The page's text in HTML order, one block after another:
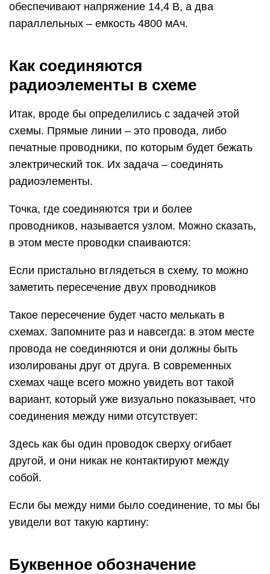
обеспечивают напряжение 14,4 В, а два
параллельных – емкость 4800 мАч.
Как соединяются
радиоэлементы в схеме
Итак, вроде бы определились с задачей этой
схемы. Прямые линии – это провода, либо
печатные проводники, по которым будет бежать
электрический ток. Их задача – соединять
радиоэлементы.
Точка, где соединяются три и более
проводников, называется узлом. Можно сказать,
в этом месте проводки спаиваются:
Если пристально вглядеться в схему, то можно
заметить пересечение двух проводников
Такое пересечение будет часто мелькать в
схемах. Запомните раз и навсегда: в этом месте
провода не соединяются и они должны быть
изолированы друг от друга. В современных
схемах чаще всего можно увидеть вот такой
вариант, который уже визуально показывает, что
соединения между ними отсутствует:
Здесь как бы один проводок сверху огибает
другой, и они никак не контактируют между
собой.
Если бы между ними было соединение, то мы бы
увидели вот такую картину:
Буквенное обозначение